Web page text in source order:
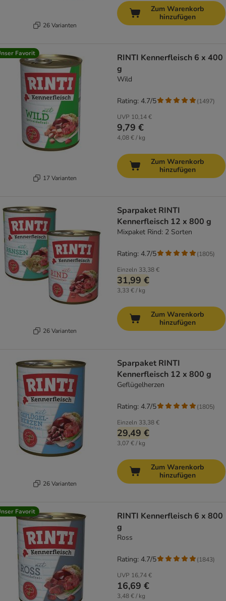
26 Varianten
Zum Warenkorb
hinzufügen
Favorit
17 Varianten
RINTI Kennerfleisch 6 x 400
g
Wild
UVP 10,14 €
9,79 €
4,08 € / kg
Rating: 4.7/5 (1497)
Zum Warenkorb
hinzufügen
26 Varianten
Sparpaket RINTI
Kennerfleisch 12 x 800 g
Mixpaket Rind: 2 Sorten
Einzeln 33,38 €
31,99 €
3,33 € / kg
Rating: 4.7/5 (1805)
Zum Warenkorb
hinzufügen
26 Varianten
Sparpaket RINTI
Kennerfleisch 12 x 800 g
Geflügelherzen
Einzeln 33,38 €
29,49 €
3,07 € / kg
Rating: 4.7/5 (1805)
Zum Warenkorb
hinzufügen
Favorit
RINTI Kennerfleisch 6 x 800
g
Ross
UVP 16,74 €
16,69 €
3,48 € / kg
Rating: 4.7/5 (1843)